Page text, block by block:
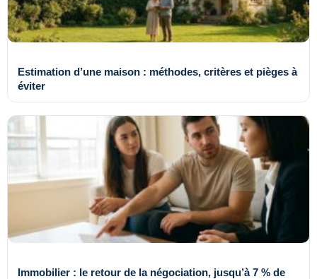
Estimation d’une maison : méthodes, critères et pièges à
éviter
Immobilier : le retour de la négociation, jusqu’à 7 % de